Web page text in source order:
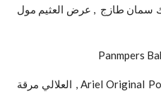
سمان طازج , عرض العثيم مول
اريال صابون سائل بروزيم Ariel Original Powder , العلالي مرقة